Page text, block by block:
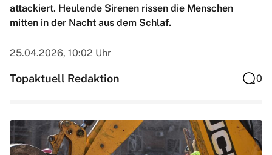
attackiert. Heulende Sirenen rissen die Menschen
mitten in der Nacht aus dem Schlaf.
25.04.2026, 10:02 Uhr
Topaktuell Redaktion 0